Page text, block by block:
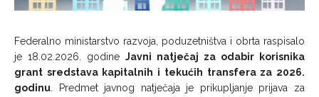
Federalno ministarstvo razvoja, poduzetništva i obrta raspisalo
je 18.02.2026. godine Javni natječaj za odabir korisnika
grant sredstava kapitalnih i tekućih transfera za 2026.
godinu. Predmet javnog natječaja je prikupljanje prijava za